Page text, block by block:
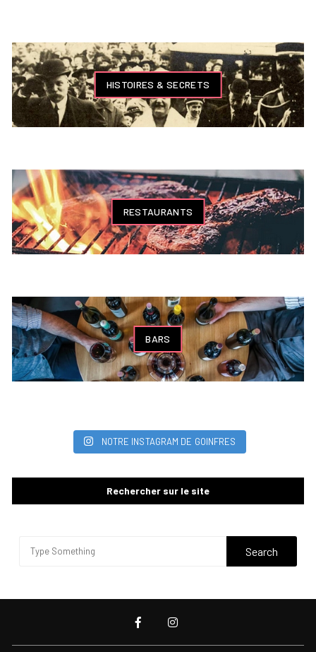
HISTOIRES & SECRETS
RESTAURANTS
BARS
NOTRE INSTAGRAM DE GOINFRES
Rechercher sur le site